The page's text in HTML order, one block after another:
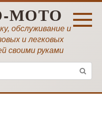
МОТО
обслуживание и
и легковых
своими руками